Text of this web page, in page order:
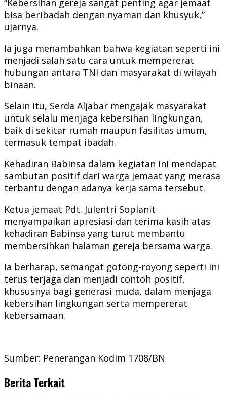
“Kebersihan gereja sangat penting agar jemaat
bisa beribadah dengan nyaman dan khusyuk,”
ujarnya.
Ia juga menambahkan bahwa kegiatan seperti ini
menjadi salah satu cara untuk mempererat
hubungan antara TNI dan masyarakat di wilayah
binaan.
Selain itu, Serda Aljabar mengajak masyarakat
untuk selalu menjaga kebersihan lingkungan,
baik di sekitar rumah maupun fasilitas umum,
termasuk tempat ibadah.
Kehadiran Babinsa dalam kegiatan ini mendapat
sambutan positif dari warga jemaat yang merasa
terbantu dengan adanya kerja sama tersebut.
Ketua jemaat Pdt. Julentri Soplanit
menyampaikan apresiasi dan terima kasih atas
kehadiran Babinsa yang turut membantu
membersihkan halaman gereja bersama warga.
Ia berharap, semangat gotong-royong seperti ini
terus terjaga dan menjadi contoh positif,
khususnya bagi generasi muda, dalam menjaga
kebersihan lingkungan serta mempererat
kebersamaan.
Sumber: Penerangan Kodim 1708/BN
Berita Terkait